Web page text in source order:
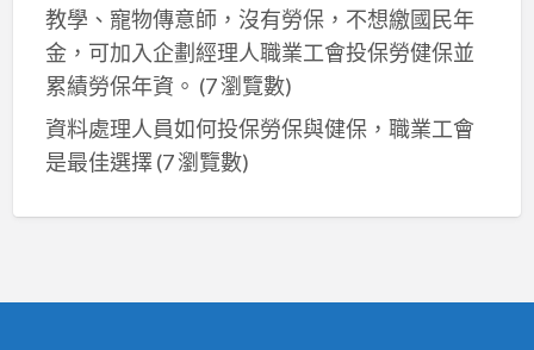
教學、寵物傳意師，沒有勞保，不想繳國民年
金，可加入企劃經理人職業工會投保勞健保並
累績勞保年資。 (7 瀏覽數)
資料處理人員如何投保勞保與健保，職業工會
是最佳選擇(7 瀏覽數)